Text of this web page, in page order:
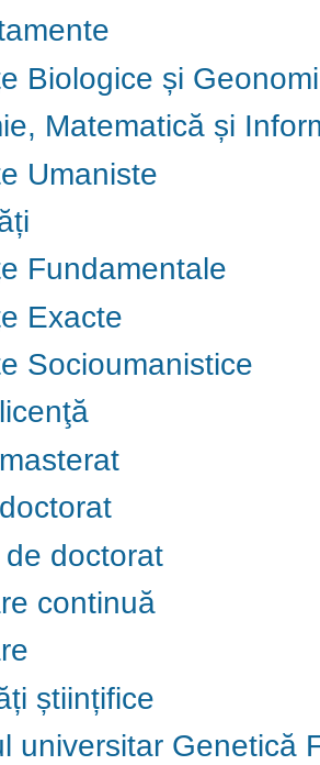
Biologice și
Matematică și
Umaniste
Fundamentale
Exacte
Socioumanistice
de doctorat
continuă
științifice
universitar Genetică